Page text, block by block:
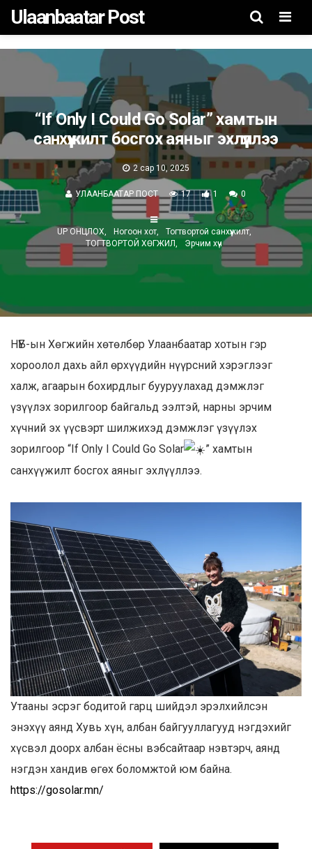
Menu
Ulaanbaatar Post
“If Only I Could Go Solar” хамтын
санхүүжилт босгох аяныг эхлүүллээ
2 сар 10, 2025
УЛААНБААТАР ПОСТ 17 1 0
UP ОНЦЛОХ Ногоон хот
Тогтвортой санхүүжилт
ТОГТВОРТОЙ ХӨГЖИЛ
Эрчим хүч
НҮБ-ын Хөгжийн хөтөлбөр Улаанбаатар хотын гэр
хороолол дахь айл өрхүүдийн нүүрсний хэрэглээг
халж, агаарын бохирдлыг бууруулахад дэмжлэг
үзүүлэх зорилгоор байгальд ээлтэй, нарны эрчим
хүчний эх үүсвэрт шилжихэд дэмжлэг үзүүлэх
зорилгоор “If Only I Could Go Solar
” хамтын
санхүүжилт босгох аяныг эхлүүллээ.
Утааны эсрэг бодитой гарц шийдэл эрэлхийлсэн
энэхүү аянд Хувь хүн, албан байгууллагууд нэгдэхийг
хүсвэл доорх албан ёсны вэбсайтаар нэвтэрч, аянд
нэгдэн хандив өгөх боломжтой юм байна.
https://gosolar.mn/